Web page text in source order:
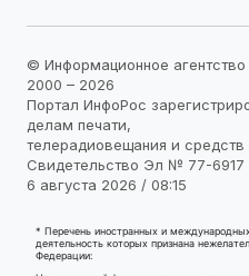
© Информационное
2000 – 2026
Портал ИнфоРос
делам печати,
телерадиовещания и
Свидетельство Эл № 77-6917
6 августа 2026 / 08:15